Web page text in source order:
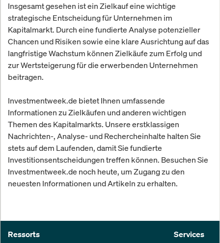
Insgesamt gesehen ist ein Zielkauf eine wichtige
strategische Entscheidung für Unternehmen im
Kapitalmarkt. Durch eine fundierte Analyse potenzieller
Chancen und Risiken sowie eine klare Ausrichtung auf das
langfristige Wachstum können Zielkäufe zum Erfolg und
zur Wertsteigerung für die erwerbenden Unternehmen
beitragen.
Investmentweek.de bietet Ihnen umfassende
Informationen zu Zielkäufen und anderen wichtigen
Themen des Kapitalmarkts. Unsere erstklassigen
Nachrichten-, Analyse- und Rechercheinhalte halten Sie
stets auf dem Laufenden, damit Sie fundierte
Investitionsentscheidungen treffen können. Besuchen Sie
Investmentweek.de noch heute, um Zugang zu den
neuesten Informationen und Artikeln zu erhalten.
Ressorts Services